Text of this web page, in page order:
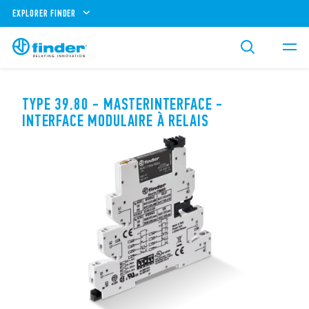
EXPLORER FINDER
TYPE 39.80 - MASTERINTERFACE -
INTERFACE MODULAIRE À RELAIS